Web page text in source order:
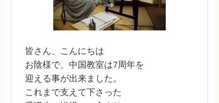
皆さん、こんにちは
お陰様で、中国教室は7周年を
迎える事が出来ました。
これまで支えて下さった